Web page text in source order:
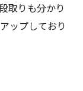
取りも分かり
ップしており